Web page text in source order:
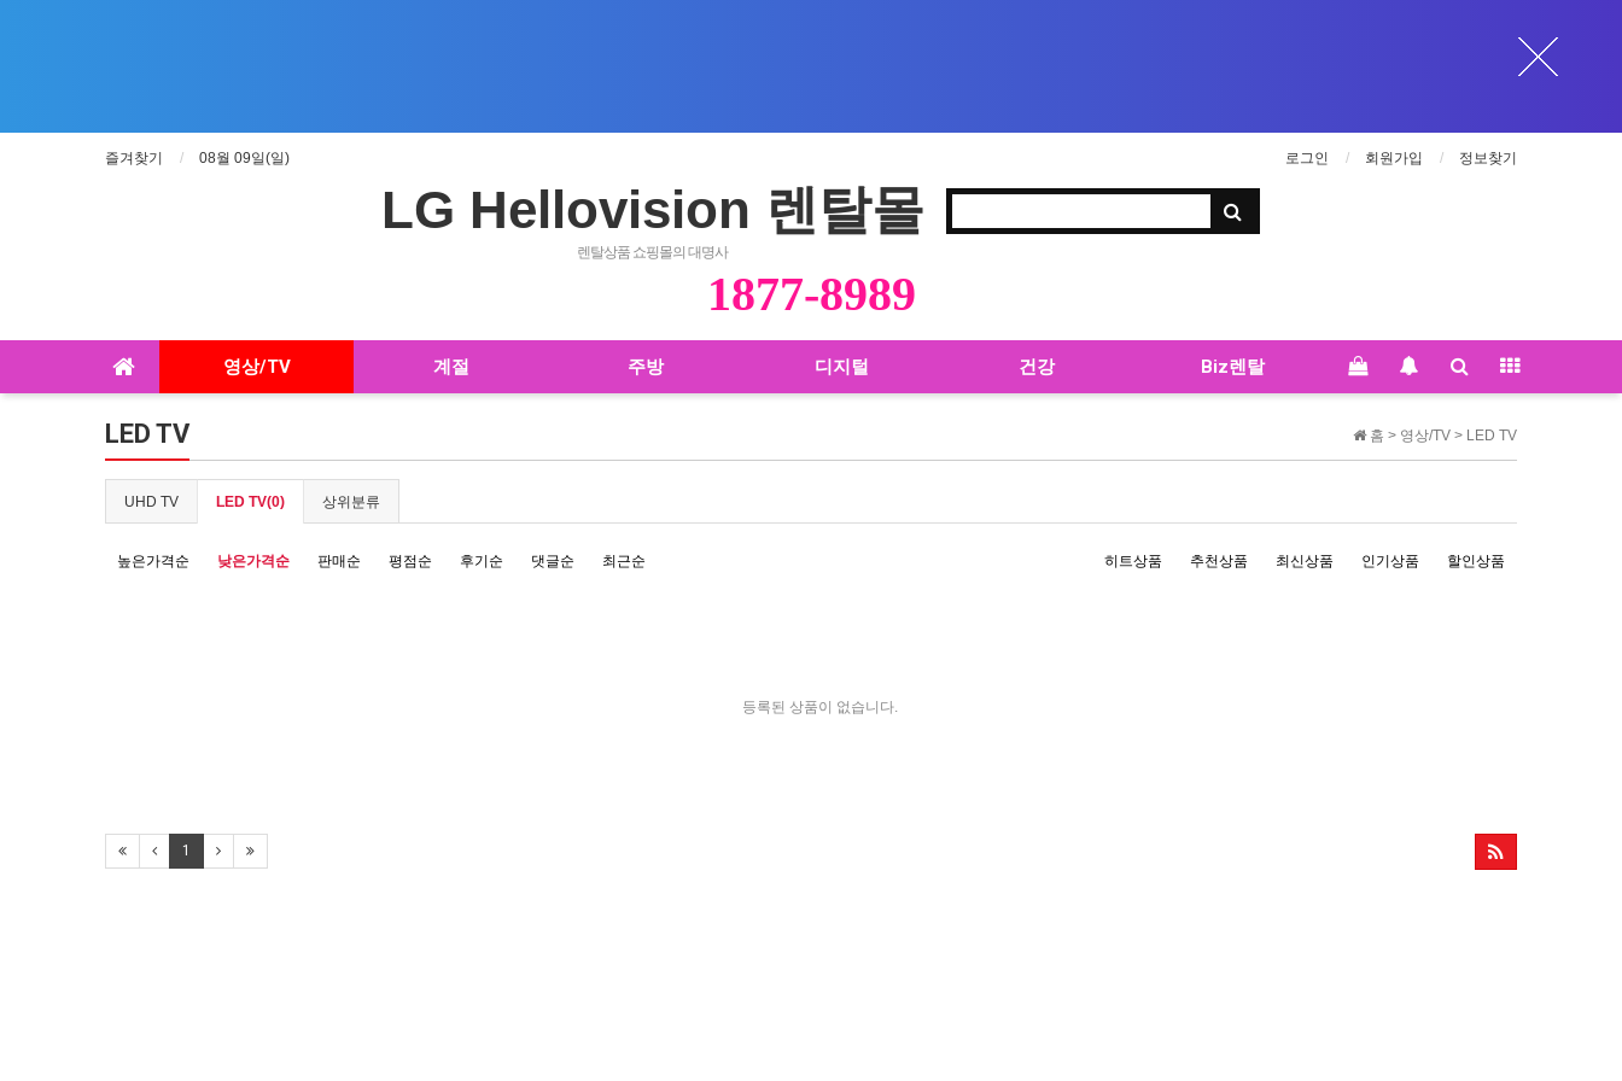
즐겨찾기 08월 09일(일) 로그인 회원가입 정보찾기
LG Hellovision 렌탈몰
렌탈상품 쇼핑몰의 대명사
1877-8989
영상/TV 계절 주방 디지털 건강 Biz렌탈
홈 > 영상/TV > LED TV
LED TV
UHD TV LED TV(0) 상위분류
높은가격순 낮은가격순 판매순 평점순 후기순 댓글순 최근순 히트상품 추천상품 최신상품 인기상품 할인상품
등록된 상품이 없습니다.
1